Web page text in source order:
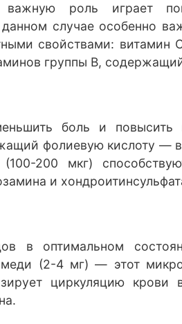
роль играет
случае особенно
свойствами:
группы В,
боль и повысить
фолиевую кислоту —
200 мкг)
и
в оптимальном
(2-4 мг) — этот
циркуляцию